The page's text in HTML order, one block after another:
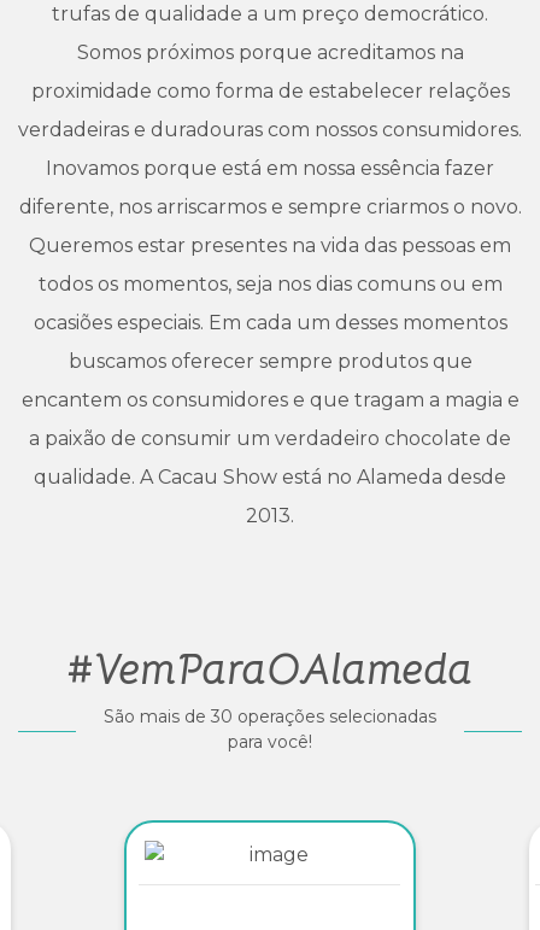
trufas de qualidade a um preço democrático.
Somos próximos porque acreditamos na
proximidade como forma de estabelecer relações
verdadeiras e duradouras com nossos consumidores.
Inovamos porque está em nossa essência fazer
diferente, nos arriscarmos e sempre criarmos o novo.
Queremos estar presentes na vida das pessoas em
todos os momentos, seja nos dias comuns ou em
ocasiões especiais. Em cada um desses momentos
buscamos oferecer sempre produtos que
encantem os consumidores e que tragam a magia e
a paixão de consumir um verdadeiro chocolate de
qualidade. A Cacau Show está no Alameda desde
2013.
#VemParaOAlameda
São mais de 30 operações selecionadas
para você!